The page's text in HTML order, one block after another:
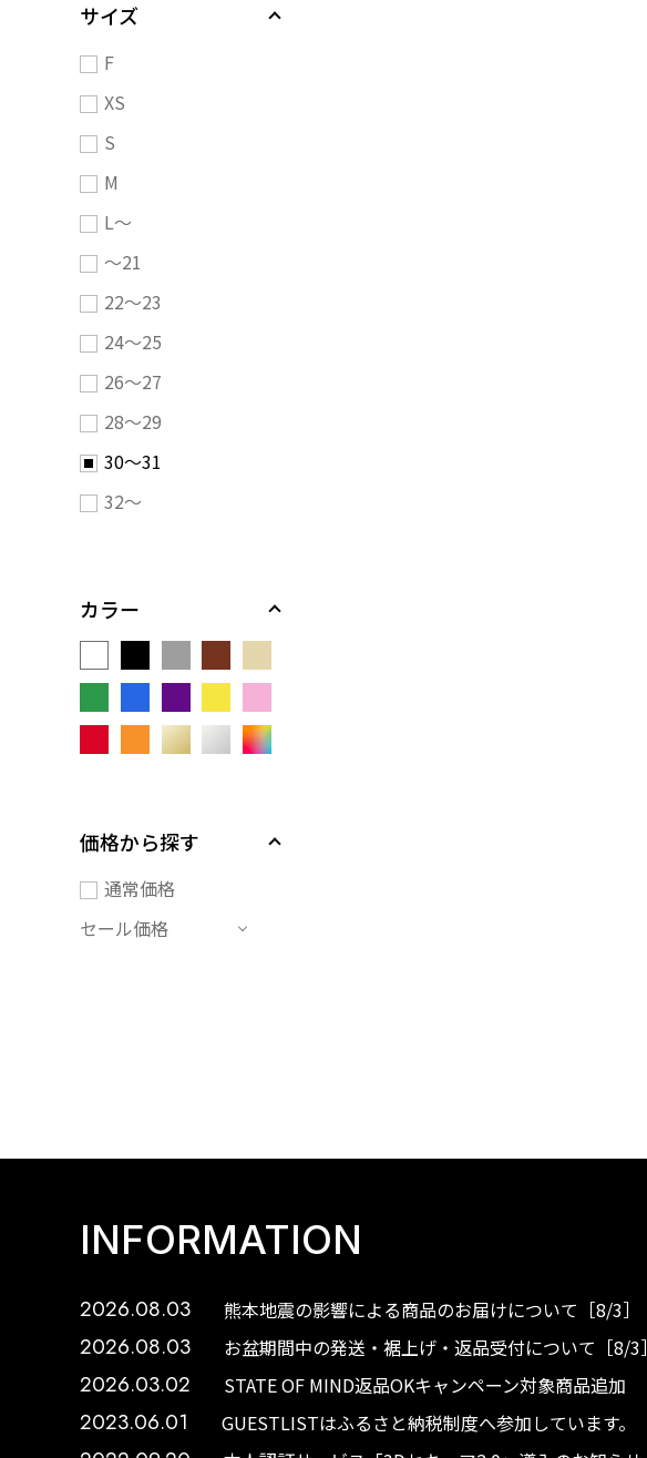
サイズ
F
XS
S
M
L～
～21
22～23
24～25
26～27
28～29
30～31
32～
カラー
価格から探す
通常価格
セール価格
INFORMATION
2026.08.03 熊本地震の影響による商品のお届けについて［8/3］
2026.08.03 お盆期間中の発送・裾上げ・返品受付について［8/3］
2026.03.02 STATE OF MIND返品OKキャンペーン対象商品追加
2023.06.01 GUESTLISTはふるさと納税制度へ参加しています。